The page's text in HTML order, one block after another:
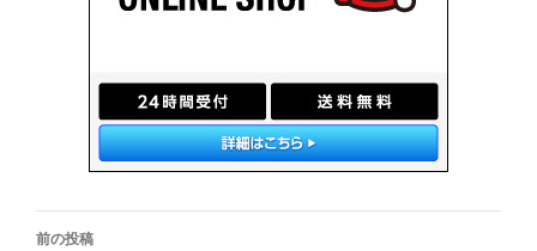
投
前の投稿